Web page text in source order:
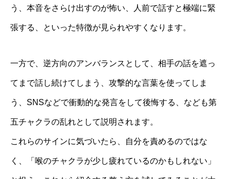
う、本音をさらけ出すのが怖い、人前で話すと極端に緊
張する、といった特徴が見られやすくなります。
一方で、逆方向のアンバランスとして、相手の話を遮っ
てまで話し続けてしまう、攻撃的な言葉を使ってしま
う、SNSなどで衝動的な発言をして後悔する、なども第
五チャクラの乱れとして説明されます。
これらのサインに気づいたら、自分を責めるのではな
く、「喉のチャクラが少し疲れているのかもしれない」